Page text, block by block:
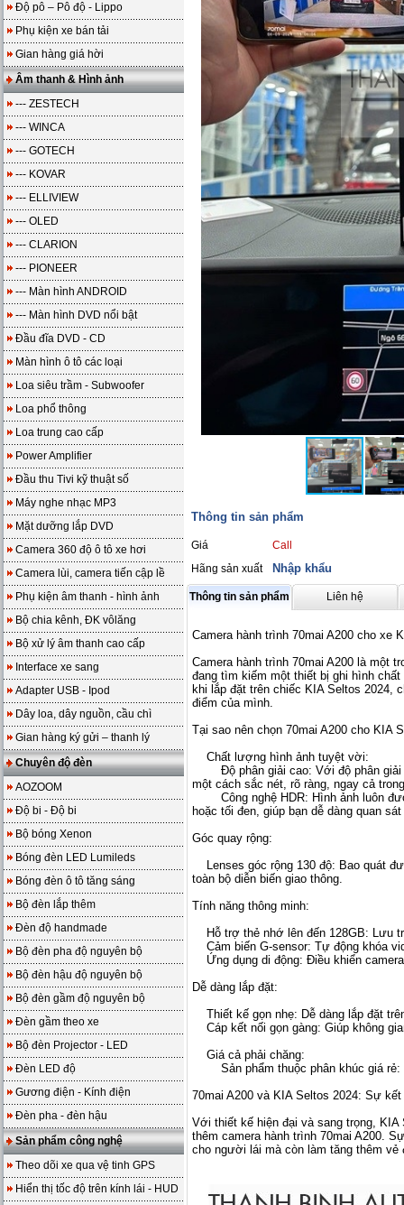
Độ pô – Pô độ - Lippo
Phụ kiện xe bán tải
Gian hàng giá hời
Âm thanh & Hình ảnh
--- ZESTECH
--- WINCA
--- GOTECH
--- KOVAR
--- ELLIVIEW
--- OLED
--- CLARION
--- PIONEER
--- Màn hình ANDROID
--- Màn hình DVD nổi bật
Đầu đĩa DVD - CD
Màn hình ô tô các loại
Loa siêu trầm - Subwoofer
Loa phổ thông
Loa trung cao cấp
Power Amplifier
Đầu thu Tivi kỹ thuật số
Máy nghe nhạc MP3
Mặt dưỡng lắp DVD
Camera 360 độ ô tô xe hơi
Camera lùi, camera tiến cập lề
Phụ kiện âm thanh - hình ảnh
Bộ chia kênh, ĐK vôlăng
Bộ xử lý âm thanh cao cấp
Interface xe sang
Adapter USB - Ipod
Dây loa, dây nguồn, cầu chì
Gian hàng ký gửi – thanh lý
Chuyên độ đèn
AOZOOM
Độ bi - Độ bi
Bộ bóng Xenon
Bóng đèn LED Lumileds
Bóng đèn ô tô tăng sáng
Bộ đèn lắp thêm
Đèn độ handmade
Bộ đèn pha độ nguyên bộ
Bộ đèn hậu độ nguyên bộ
Bộ đèn gầm độ nguyên bộ
Đèn gầm theo xe
Bộ đèn Projector - LED
Đèn LED độ
Gương điện - Kính điện
Đèn pha - đèn hậu
Sản phẩm công nghệ
Theo dõi xe qua vệ tinh GPS
Hiển thị tốc độ trên kính lái - HUD
Thông tin sản phẩm
Giá
Call
Hãng sản xuất
Nhập khẩu
Thông tin sản phẩm Liên hệ
Camera hành trình 70mai A200 cho xe
Camera hành trình 70mai A200 là một
đang tìm kiếm một thiết bị ghi hình
khi lắp đặt trên chiếc KIA Seltos 2024,
điểm của mình.
Tại sao nên chọn 70mai A200 cho KIA
Chất lượng hình ảnh tuyệt vời:
Độ phân giải cao: Với độ phân giải
một cách sắc nét, rõ ràng, ngay cả
Công nghệ HDR: Hình ảnh luôn
hoặc tối đen, giúp bạn dễ dàng quan
Góc quay rộng:
Lenses góc rộng 130 độ: Bao quát
toàn bộ diễn biến giao thông.
Tính năng thông minh:
Hỗ trợ thẻ nhớ lên đến 128GB: Lưu
Cảm biến G-sensor: Tự động khóa
Ứng dụng di động: Điều khiển
Dễ dàng lắp đặt:
Thiết kế gọn nhẹ: Dễ dàng lắp đặt
Cáp kết nối gọn gàng: Giúp không
Giá cả phải chăng:
Sản phẩm thuộc phân khúc giá rẻ:
70mai A200 và KIA Seltos 2024: Sự
Với thiết kế hiện đại và sang trọng,
thêm camera hành trình 70mai A200.
cho người lái mà còn làm tăng thêm vẻ